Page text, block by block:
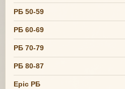
РБ 50-59
РБ 60-69
РБ 70-79
РБ 80-87
Epic РБ